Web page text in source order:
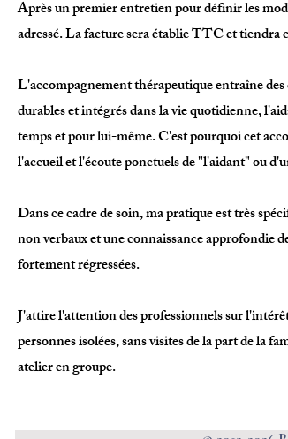
Après un premier entretien pour définir les
adressé. La facture sera établie TTC et
L'accompagnement thérapeutique entraîne
durables et intégrés dans la vie quotidienne,
temps et pour lui-même. C'est pourquoi cet
l'accueil et l'écoute ponctuels de "l'aidant" ou
Dans ce cadre de soin, ma pratique est très
non verbaux et une connaissance approfondie
fortement régressées.
J'attire l'attention des professionnels sur
personnes isolées, sans visites de la part de la
atelier en groupe.